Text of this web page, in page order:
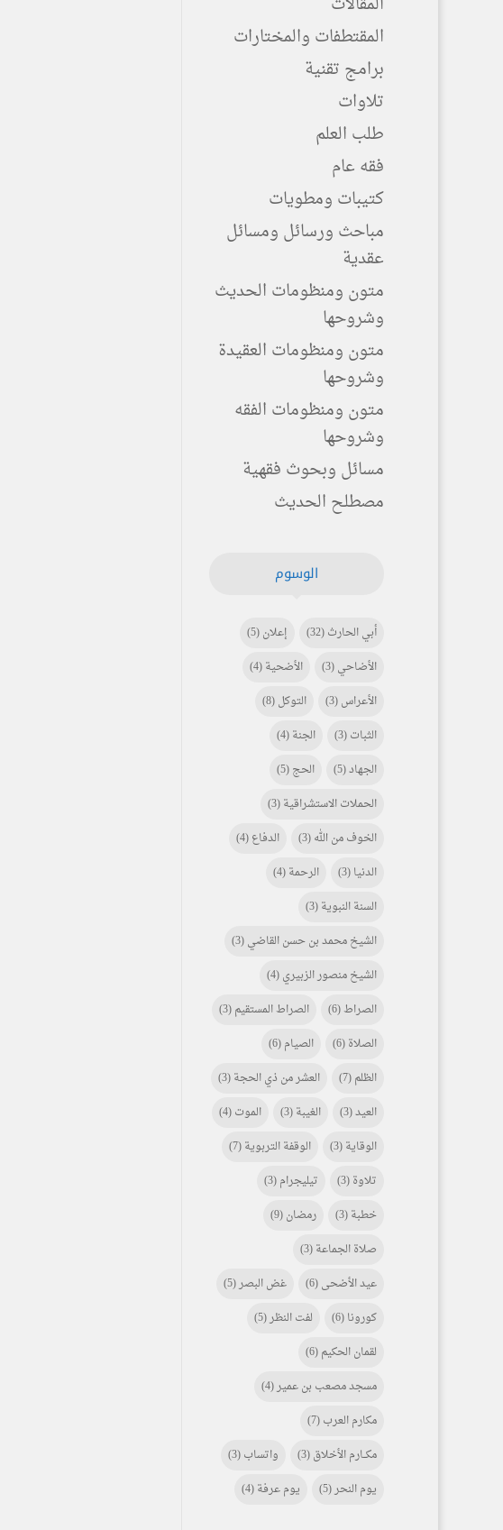
المقتطفات والمختارات
برامج تقنية
تلاوات
طلب العلم
فقه عام
كتيبات ومطويات
مباحث ورسائل ومسائل
عقدية
متون ومنظومات الحديث
وشروحها
متون ومنظومات العقيدة
وشروحها
متون ومنظومات الفقه
وشروحها
مسائل وبحوث فقهية
مصطلح الحديث
الوسوم
أبي الحارث(32) إعلان(5)
الأضاحي(3) الأضحية(4)
الأعراس(3) التوكل(8)
الثبات(3) الجنة(4)
الجهاد(5) الحج(5)
الحملات الاستشراقية(3)
الخوف من الله(3) الدفاع(4)
الدنيا(3) الرحمة(4)
السنة النبوية(3)
الشيخ محمد بن حسن القاضي(3)
الشيخ منصور الزبيري(4)
الصراط(6) الصراط المستقيم(3)
الصلاة(6) الصيام(6)
الظلم(7) العشر من ذي الحجة(3)
العيد(3) الغيبة(3) الموت(4)
الوقاية(3) الوقفة التربوية(7)
تلاوة(3) تيليجرام(3)
خطبة(3) رمضان(9)
صلاة الجماعة(3)
عيد الأضحى(6) غض البصر(5)
كورونا(6) لفت النظر(5)
لقمان الحكيم(6)
مسجد مصعب بن عمير(4)
مكارم العرب(7)
مكـــارم الأخلاق(3) واتساب(3)
يوم النحر(5) يوم عرفة(4)